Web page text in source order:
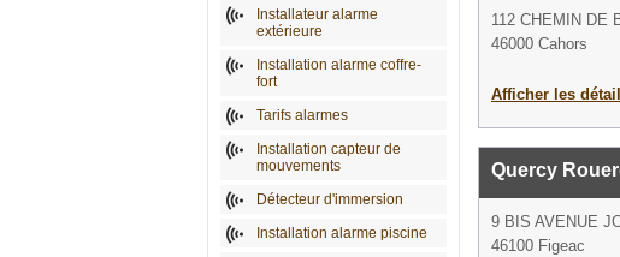
Installateur alarme
extérieure
Installation alarme coffre-
fort
Tarifs alarmes
Installation capteur de
mouvements
Détecteur d'immersion
Installation alarme piscine
112 CHEMIN DE
46000 Cahors
Afficher les
Quercy
9 BIS AVENUE
46100 Figeac